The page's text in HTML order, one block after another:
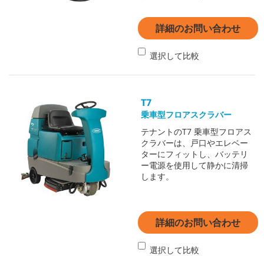
詳細のお問い合わせ
選択して比較
T7
乗車型フロアスクラバー
テナントのT7 乗車型フロアス
クラバーは、戸口やエレベー
ターにフィットし、バッテリ
ー電源を使用して静かに清掃
します。
詳細のお問い合わせ
選択して比較